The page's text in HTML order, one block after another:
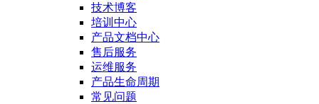
技术博客
培训中心
产品文档中心
售后服务
运维服务
产品生命周期
常见问题